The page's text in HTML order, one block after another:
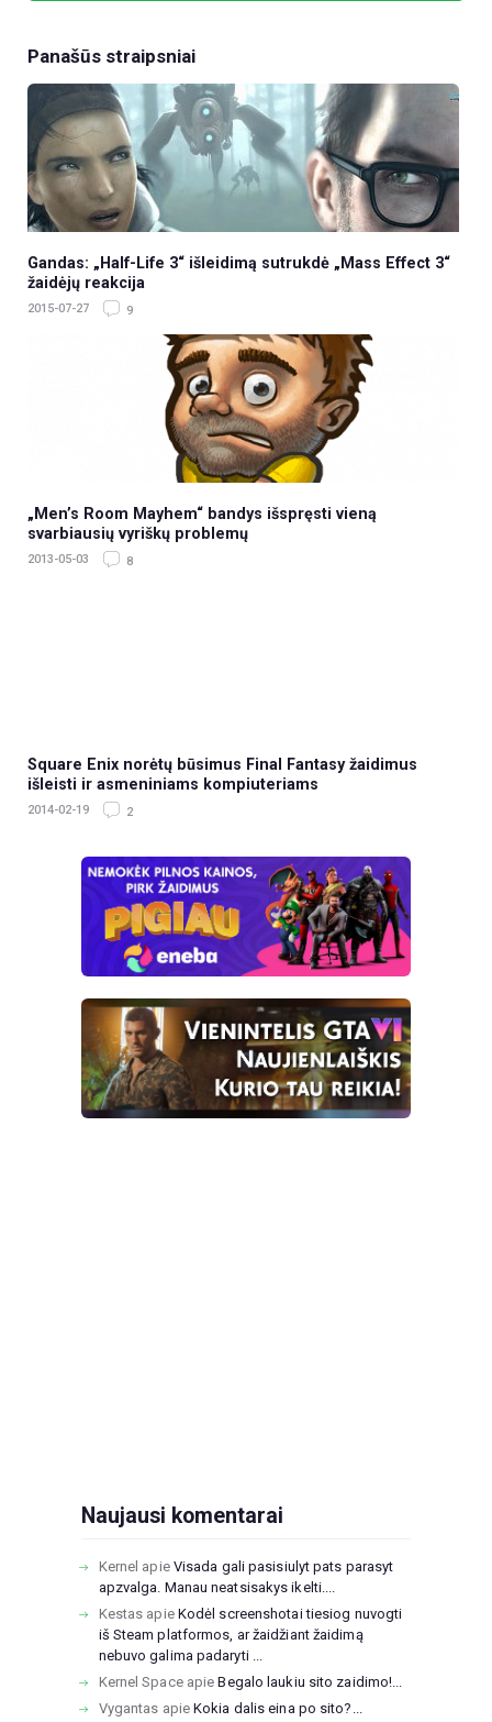
Panašūs straipsniai
Gandas: „Half-Life 3“ išleidimą sutrukdė „Mass Effect 3“
žaidėjų reakcija
2015-07-27 9
„Men’s Room Mayhem“ bandys išspręsti vieną
svarbiausių vyriškų problemų
2013-05-03 8
Square Enix norėtų būsimus Final Fantasy žaidimus
išleisti ir asmeniniams kompiuteriams
2014-02-19 2
Naujausi komentarai
Kernel apie Visada gali pasisiulyt pats parasyt
apzvalga. Manau neatsisakys ikelti....
Kestas apie Kodėl screenshotai tiesiog nuvogti
iš Steam platformos, ar žaidžiant žaidimą
nebuvo galima padaryti ...
Kernel SpaceapieBegalo laukiu sito zaidimo!...
Vygantas apieKokia dalis eina po sito?...